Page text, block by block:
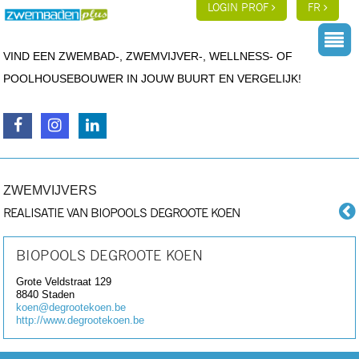
LOGIN PROF FR
VIND EEN ZWEMBAD-, ZWEMVIJVER-, WELLNESS- OF
POOLHOUSEBOUWER IN JOUW BUURT EN VERGELIJK!
ZWEMVIJVERS
REALISATIE VAN BIOPOOLS DEGROOTE KOEN
BIOPOOLS DEGROOTE KOEN
Grote Veldstraat 129
8840Staden
koen@degrootekoen.be
http://www.degrootekoen.be